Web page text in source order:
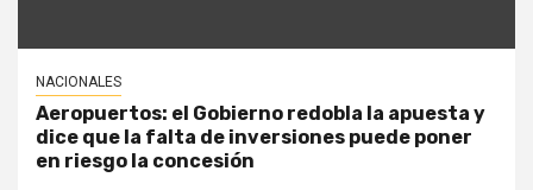
NACIONALES
Aeropuertos: el Gobierno redobla la apuesta y
dice que la falta de inversiones puede poner
en riesgo la concesión